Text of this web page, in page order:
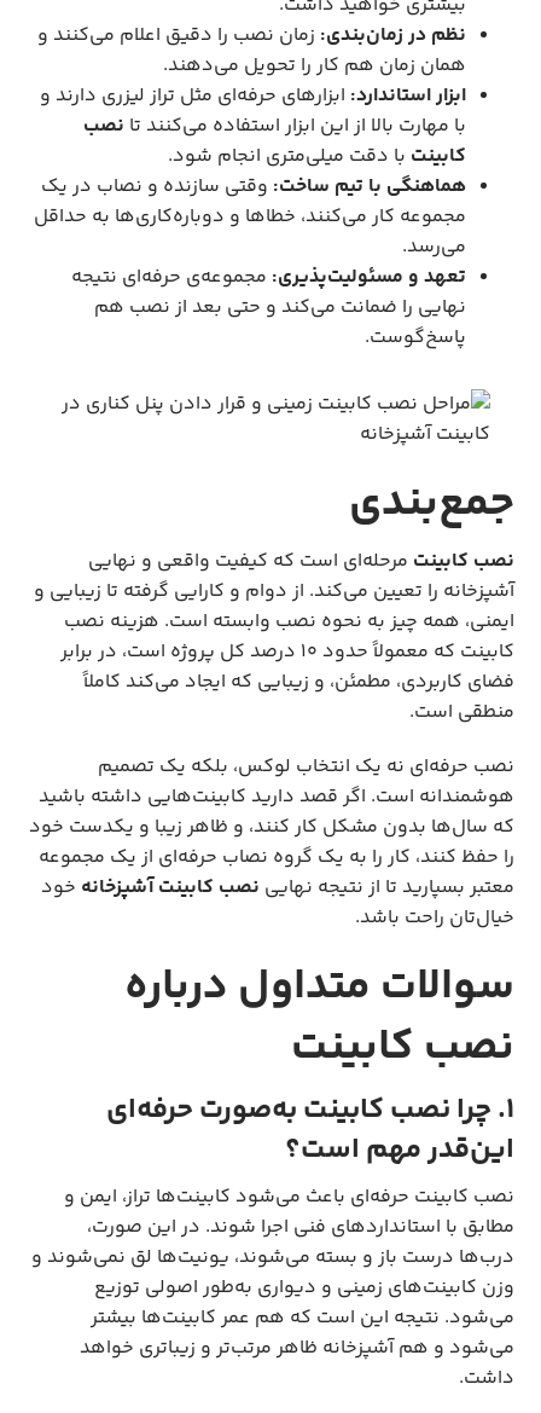
نظم در زمان‌بندی: زمان نصب را دقیق اعلام می‌کنند و
همان زمان هم کار را تحویل می‌دهند.
ابزار استاندارد: ابزارهای حرفه‌ای مثل تراز لیزری دارند و
با مهارت بالا از این ابزار استفاده ‌می‌کنند تا نصب
کابینت با دقت میلی‌متری انجام شود.
هماهنگی با تیم ساخت: وقتی سازنده و نصاب در یک
مجموعه کار می‌کنند، خطاها و دوباره‌کاری‌ها به حداقل
می‌رسد.
تعهد و مسئولیت‌پذیری: مجموعه‌ی حرفه‌ای نتیجه
نهایی را ضمانت می‌کند و حتی بعد از نصب هم
پاسخ‌گوست.
جمع‌بندی
نصب کابینت مرحله‌ای است که کیفیت واقعی و نهایی
آشپزخانه را تعیین می‌کند. از دوام و کارایی گرفته تا زیبایی و
ایمنی، همه چیز به نحوه نصب وابسته است. هزینه نصب
کابینت که معمولاً حدود ۱۰ درصد کل پروژه است، در برابر
فضای کاربردی، مطمئن، و زیبایی که ایجاد می‌کند کاملاً
منطقی است.
نصب حرفه‌ای نه یک انتخاب لوکس، بلکه یک تصمیم
هوشمندانه است. اگر قصد دارید کابینت‌هایی داشته باشید
که سال‌ها بدون مشکل کار کنند، و ظاهر زیبا و یکدست خود
را حفظ کنند، کار را به یک گروه نصاب حرفه‌ای از یک مجموعه
معتبر بسپارید تا از نتیجه نهایی نصب کابینت آشپزخانه خود
خیال‌تان راحت باشد.
سوالات متداول درباره
نصب کابینت
۱. چرا نصب کابینت به‌صورت حرفه‌ای
این‌قدر مهم است؟
نصب کابینت حرفه‌ای باعث می‌شود کابینت‌ها تراز، ایمن و
مطابق با استانداردهای فنی اجرا شوند. در این صورت،
درب‌ها درست باز و بسته می‌شوند، یونیت‌ها لق نمی‌شوند و
وزن کابینت‌های زمینی و دیواری به‌طور اصولی توزیع
می‌شود. نتیجه این است که هم عمر کابینت‌ها بیشتر
می‌شود و هم آشپزخانه ظاهر مرتب‌تر و زیباتری خواهد
داشت.